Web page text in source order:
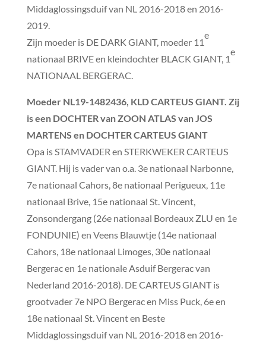
Middaglossingsduif van NL 2016-2018 en 2016-
2019.
Zijn moeder is DE DARK GIANT, moeder 11
e
nationaal BRIVE en kleindochter BLACK GIANT, 1
e
NATIONAAL BERGERAC.
MoederNL19-1482436, KLD CARTEUS GIANT. Zij
is een DOCHTER van ZOON ATLAS van JOS
MARTENS en DOCHTER CARTEUS GIANT
Opa is STAMVADER en STERKWEKER CARTEUS
GIANT. Hij is vader van o.a. 3e nationaal Narbonne,
7e nationaal Cahors, 8e nationaal Perigueux, 11e
nationaal Brive, 15e nationaal St. Vincent,
Zonsondergang (26e nationaal Bordeaux ZLU en 1e
FONDUNIE) en Veens Blauwtje (14e nationaal
Cahors, 18e nationaal Limoges, 30e nationaal
Bergerac en 1e nationale Asduif Bergerac van
Nederland 2016-2018). DE CARTEUS GIANT is
grootvader 7e NPO Bergerac en Miss Puck, 6e en
18e nationaal St. Vincent en Beste
Middaglossingsduif van NL 2016-2018 en 2016-